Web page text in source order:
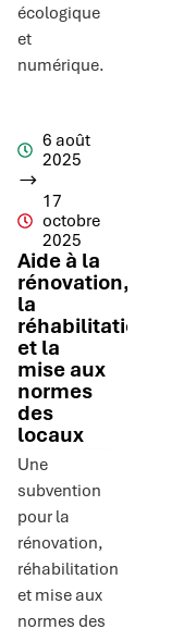
écologique
et
numérique.
6 août
2025
17
octobre
2025
Aide à la
rénovation,
la
réhabilitation
et la
mise aux
normes
des
locaux
Une
subvention
pour la
rénovation,
réhabilitation
et mise aux
normes des